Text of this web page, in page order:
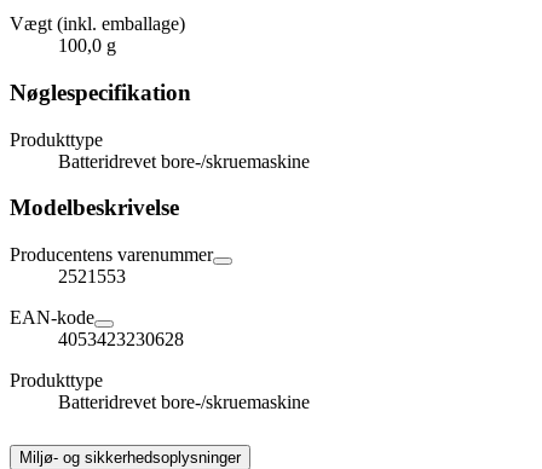
Vægt (inkl. emballage)
100,0 g
Nøglespecifikation
Produkttype
Batteridrevet bore-/skruemaskine
Modelbeskrivelse
Producentens varenummer
2521553
EAN-kode
4053423230628
Produkttype
Batteridrevet bore-/skruemaskine
Miljø- og sikkerhedsoplysninger